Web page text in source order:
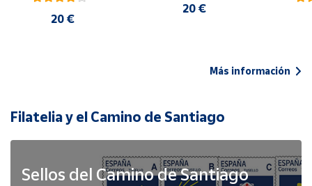
20 €
20 €
Más información
Filatelia y el Camino de Santiago
Sellos del Camino de Santiago